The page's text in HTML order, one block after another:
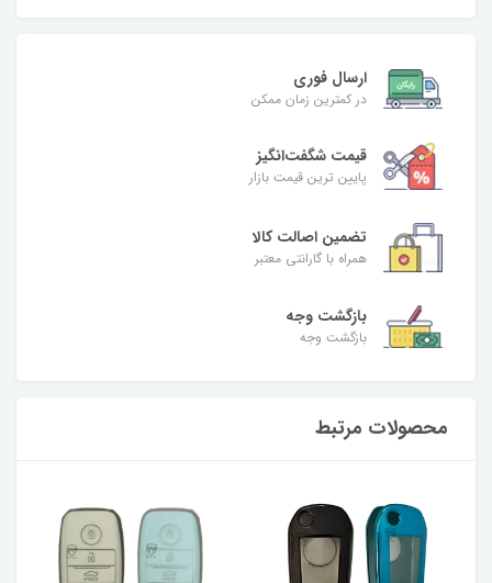
ارسال فوری
در کمترین زمان ممکن
قیمت شگفت‌انگیز
پایین ترین قیمت بازار
تضمین اصالت کالا
همراه با گارانتی معتبر
بازگشت وجه
بازگشت وجه
محصولات مرتبط